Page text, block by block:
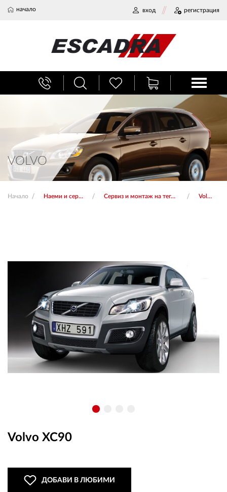
начало вход регистрация
VOLVO
Начало Наеми и сервиз Сервиз и монтаж на тегличи Volvo
Volvo XC90
ДОБАВИ В ЛЮБИМИ
БАГАЖНИЦИ
ВЕРИГИ ЗА СНЯГ
ХЛАДИЛНИ ЧАНТИ
ВАУЧЕР ЗА ПОДАРЪК
Любими
0 продукта
Количка
0 продукта